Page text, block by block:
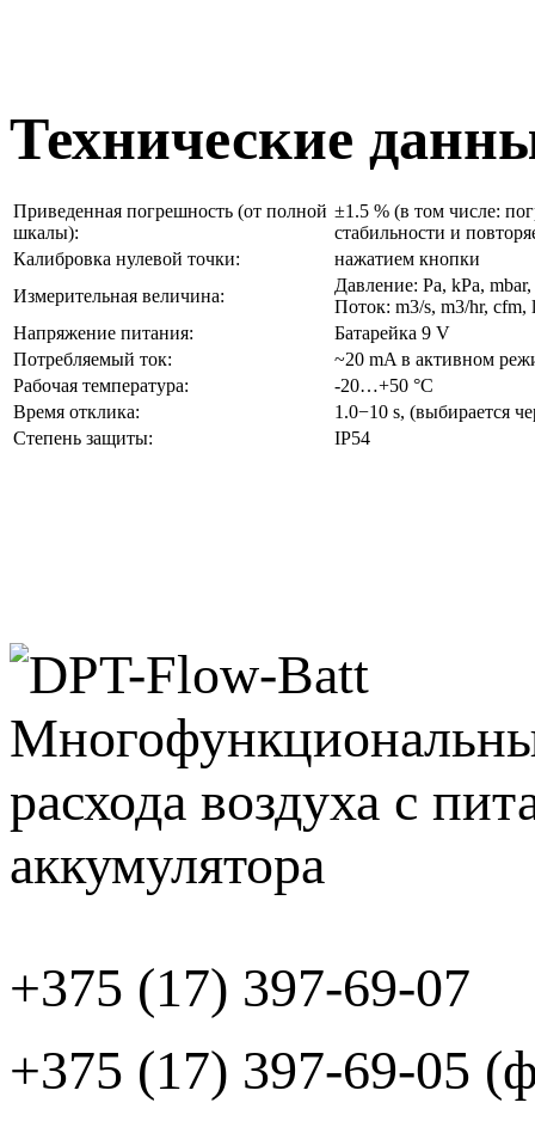
Технические
Приведенная погрешность (от полной
шкалы):
±1.5 % (в том числе:
стабильности и
Калибровка нулевой точки:
нажатием кнопки
Измерительная величина:
Давление: Pa, kPa,
Поток: m3/s, m3/hr, cfm,
Напряжение питания:
Батарейка 9 V
Потребляемый ток:
~20 mA в активном
Рабочая температура:
-20…+50 °C
Время отклика:
1.0−10 s, (выбирается
Степень защиты:
IP54
+375 (17) 397-69-07
+375 (17) 397-69-05